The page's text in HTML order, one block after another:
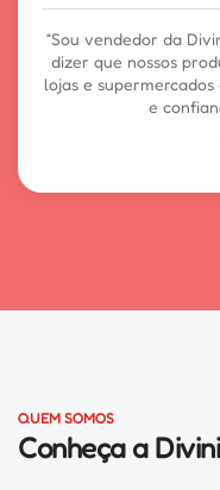
“Sou vendedor da
dizer que nossos
lojas e
e
QUEM SOMOS
Conheça a